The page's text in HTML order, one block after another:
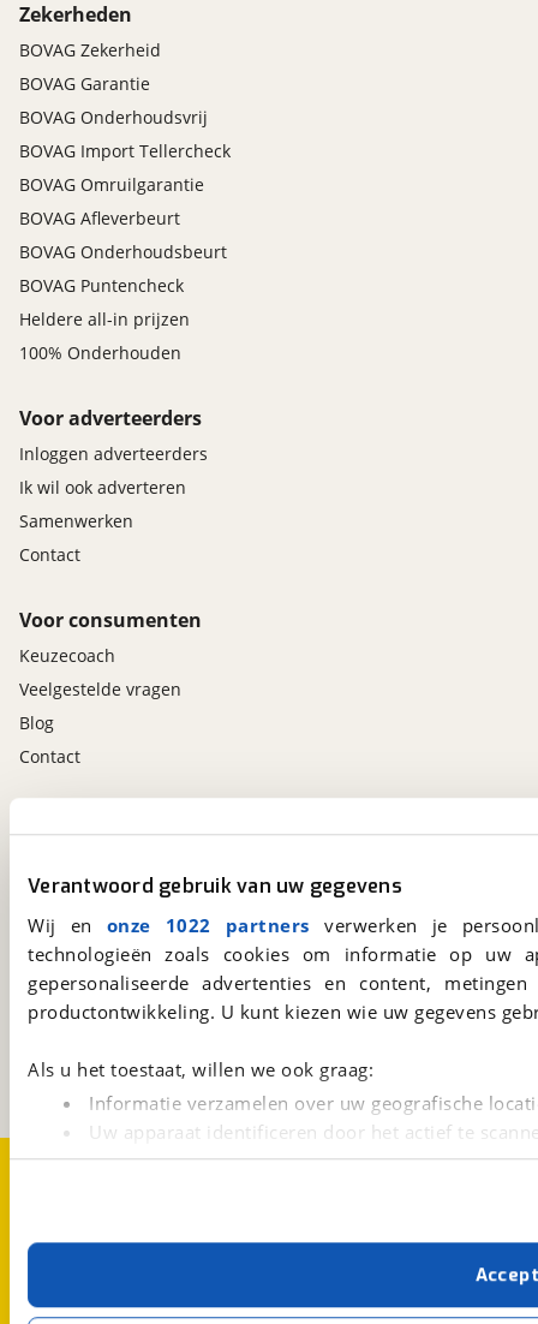
Verantwoord gebruik van uw gegevens
Wij en onze 1022 partners verwerken je
technologieën zoals cookies om informatie op
gepersonaliseerde advertenties en content,
productontwikkeling. U kunt kiezen wie uw gegevens
Als u het toestaat, willen we ook graag:
Informatie verzamelen over uw geografische
Uw apparaat identificeren door het actief te
Lees meer over hoe uw persoonlijke gegevens worden
Met cookies en vergelijkbare technieken zorgen we
cookies zorgen ervoor dat de website goed werkt.
verbeteren. We tonen je graag relevante advertenties
Zekerheden
BOVAG Zekerheid
BOVAG Garantie
BOVAG Onderhoudsvrij
BOVAG Import Tellercheck
BOVAG Omruilgarantie
BOVAG Afleverbeurt
BOVAG Onderhoudsbeurt
BOVAG Puntencheck
Heldere all-in prijzen
100% Onderhouden
Voor adverteerders
Inloggen adverteerders
Ik wil ook adverteren
Samenwerken
Contact
Voor consumenten
Keuzecoach
Veelgestelde vragen
Blog
Contact
viaBOVAG.nl
Kosterijland 15
Een initiatief van
viaBOVAG.nl app
Download 'm nu.
Over viaBOVAG.nlDisclaimer- en Privacyverklaring